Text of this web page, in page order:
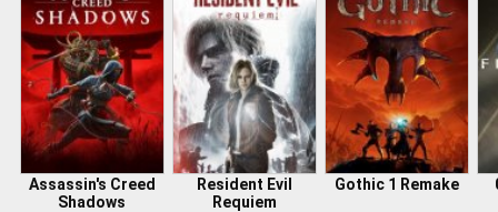
Assassin's Creed
Shadows
Resident Evil
Requiem
Gothic 1 Remake